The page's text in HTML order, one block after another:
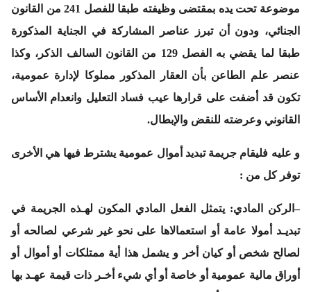
موضوعة تحت يده بمقتضى وظيفته طبقا للفصل 241 من القانون
الجنائي، ودون أن تبرز عناصر المشاركة في الجناية المذكورة
طبقا لما يقضي به الفصل 129 من القانون السالف الذكر، وكذا
عنصر علم الطاعن بأن العقار المذكور مملوكا لإدارة عمومية،
تكون قد أضفت على قرارها عيب فساد التعليل وانعدام الأساس
القانوني وعرضته للنقض والإبطال.
و عليه فليقام جريمة تبديد أموال عمومية يشترط فيها هي الأخرى
توفر كل من :
– الركن المادي: يتمثل الفعل المادي المكون لهـذه الجريمة في
تبديـد أمولا عامة أو استعمالاها على نحو غير شرعي لصالحه أو
لصالح شخص أو كيان أخر و يشمل هذا أية ممتلكات أو أموال أو
أوراق مالية عمومية أو خاصة أو أي شيء أخـر ذات قيمة عهـد بها